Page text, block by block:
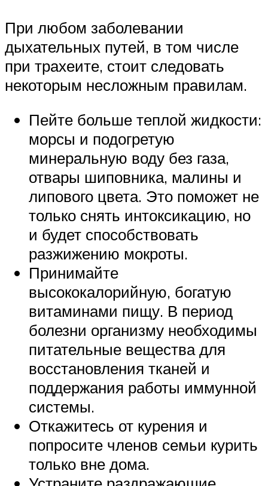
При любом заболевании
дыхательных путей, в том числе
при трахеите, стоит следовать
некоторым несложным правилам.
Пейте больше теплой жидкости:
морсы и подогретую
минеральную воду без газа,
отвары шиповника, малины и
липового цвета. Это поможет не
только снять интоксикацию, но
и будет способствовать
разжижению мокроты.
Принимайте
высококалорийную, богатую
витаминами пищу. В период
болезни организму необходимы
питательные вещества для
восстановления тканей и
поддержания работы иммунной
системы.
Откажитесь от курения и
попросите членов семьи курить
только вне дома.